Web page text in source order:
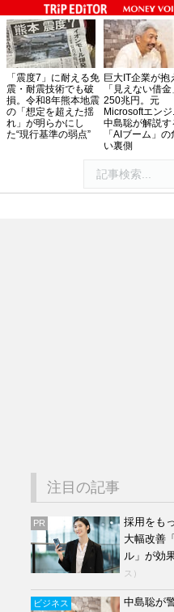
「震度7」に耐える免
震・耐震技術でも破
損。令和8年熊本地震
の「想定を超えた揺
れ」が明らかにし
た“現行基準の弱点”
巨大IT企業が抱
「見えない借
250兆円。元
Microsoftエンジ
中島聡が解説す
「AIブーム」の
い裏側
注目の記事
PR
採用をも
大幅改善
ル」が効
ス）
ビジネス
中島聡が